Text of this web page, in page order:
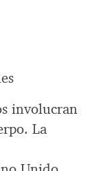
involucran
La